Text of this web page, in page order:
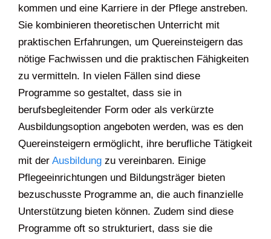
kommen und eine Karriere in der Pflege anstreben.
Sie kombinieren theoretischen Unterricht mit
praktischen Erfahrungen, um Quereinsteigern das
nötige Fachwissen und die praktischen Fähigkeiten
zu vermitteln. In vielen Fällen sind diese
Programme so gestaltet, dass sie in
berufsbegleitender Form oder als verkürzte
Ausbildungsoption angeboten werden, was es den
Quereinsteigern ermöglicht, ihre berufliche Tätigkeit
mit der Ausbildung zu vereinbaren. Einige
Pflegeeinrichtungen und Bildungsträger bieten
bezuschusste Programme an, die auch finanzielle
Unterstützung bieten können. Zudem sind diese
Programme oft so strukturiert, dass sie die